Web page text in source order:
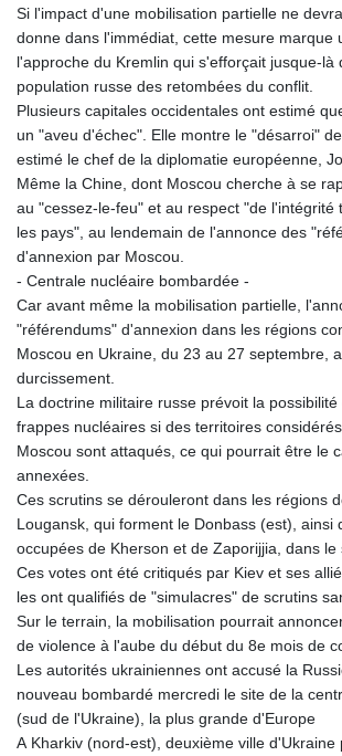
Si l'impact d'une mobilisation partielle ne
donne dans l'immédiat, cette mesure marque
l'approche du Kremlin qui s'efforçait jusque-là
population russe des retombées du conflit.
Plusieurs capitales occidentales ont estimé
un "aveu d'échec". Elle montre le "désarroi"
estimé le chef de la diplomatie européenne,
Même la Chine, dont Moscou cherche à se
au "cessez-le-feu" et au respect "de l'intégrité
les pays", au lendemain de l'annonce des
d'annexion par Moscou.
- Centrale nucléaire bombardée -
Car avant même la mobilisation partielle,
"référendums" d'annexion dans les régions
Moscou en Ukraine, du 23 au 27 septembre,
durcissement.
La doctrine militaire russe prévoit la
frappes nucléaires si des territoires
Moscou sont attaqués, ce qui pourrait être le
annexées.
Ces scrutins se dérouleront dans les régions
Lougansk, qui forment le Donbass (est), ainsi
occupées de Kherson et de Zaporijjia, dans le
Ces votes ont été critiqués par Kiev et ses
les ont qualifiés de "simulacres" de scrutins
Sur le terrain, la mobilisation pourrait
de violence à l'aube du début du 8e mois de
Les autorités ukrainiennes ont accusé la
nouveau bombardé mercredi le site de la
(sud de l'Ukraine), la plus grande d'Europe
A Kharkiv (nord-est), deuxième ville d'Ukraine